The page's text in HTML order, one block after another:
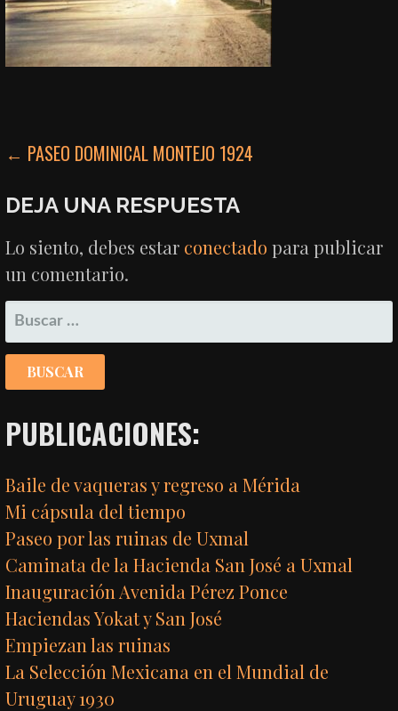
NAVEGACIÓN
DE
ENTRADAS
← PASEO DOMINICAL MONTEJO 1924
DEJA UNA RESPUESTA
Lo siento, debes estar conectado para publicar
un comentario.
BUSCAR:
PUBLICACIONES:
Baile de vaqueras y regreso a Mérida
Mi cápsula del tiempo
Paseo por las ruinas de Uxmal
Caminata de la Hacienda San José a Uxmal
Inauguración Avenida Pérez Ponce
Haciendas Yokat y San José
Empiezan las ruinas
La Selección Mexicana en el Mundial de
Uruguay 1930